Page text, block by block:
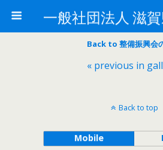
Back to 整備振興会
« previous in
Back to top
Mobile